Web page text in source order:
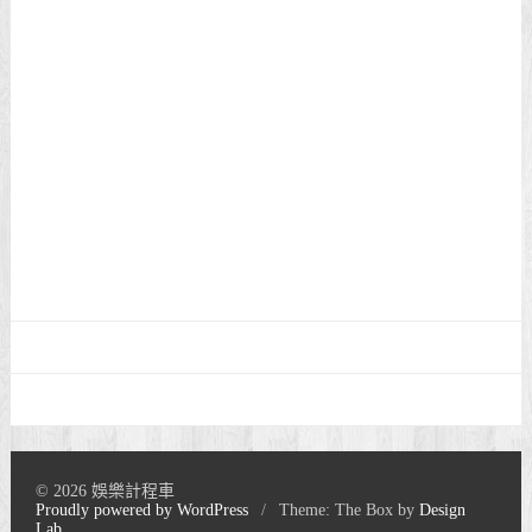
© 2026 娛樂計程車
Proudly powered by WordPress
/ Theme: The Box byDesign